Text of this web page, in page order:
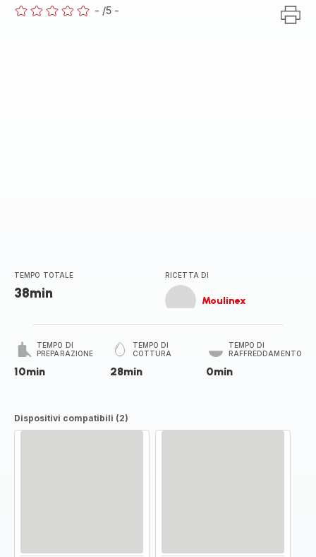
- /5 -
TEMPO TOTALE
38min
RICETTA DI
Moulinex
TEMPO DI
PREPARAZIONE
10min
TEMPO DI
COTTURA
28min
TEMPO DI
RAFFREDDAMENTO
0min
Dispositivi compatibili (2)